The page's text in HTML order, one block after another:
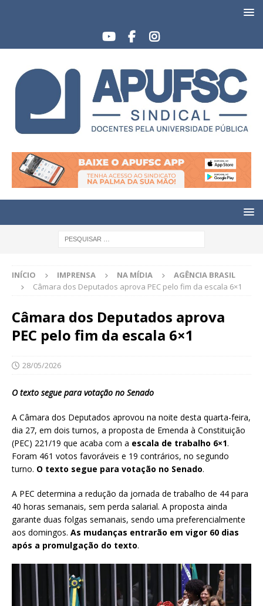
INÍCIO IMPRENSA NA MÍDIA
AGÊNCIA BRASIL
Câmara dos Deputados aprova PEC pelo fim da escala 6×1
Câmara dos Deputados aprova
PEC pelo fim da escala 6×1
28/05/2026
O texto segue para votação no Senado
A Câmara dos Deputados aprovou na noite desta quarta-feira,
dia 27, em dois turnos, a proposta de Emenda à Constituição
(PEC) 221/19 que acaba com a escala de trabalho 6×1.
Foram 461 votos favoráveis e 19 contrários, no segundo
turno. O texto segue para votação no Senado.
A PEC determina a redução da jornada de trabalho de 44 para
40 horas semanais, sem perda salarial. A proposta ainda
garante duas folgas semanais, sendo uma preferencialmente
aos domingos. As mudanças entrarão em vigor 60 dias
após a promulgação do texto.